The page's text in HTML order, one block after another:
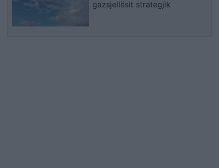
gazsjellësit strategjik